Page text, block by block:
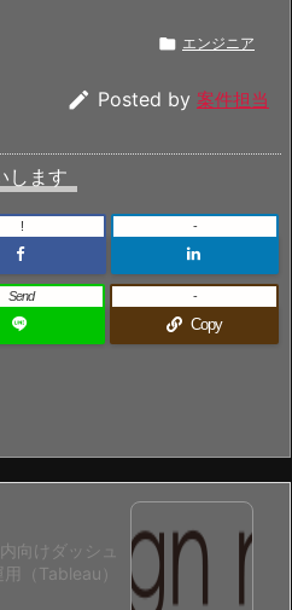
 エンジニア
 Posted by 案件担当
します
! -
Send
Copy
-
向けダッシュ
（Tableau）